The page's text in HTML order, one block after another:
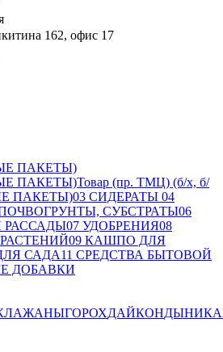
162, офис 17
ПАКЕТЫ)
ПАКЕТЫ)Товар (пр. ТМЦ) (б/х, б/
ПАКЕТЫ)03 СИДЕРАТЫ 04
СУБСТРАТЫ06
07 УДОБРЕНИЯ08
09 КАШПО ДЛЯ
САДА11 СРЕДСТВА БЫТОВОЙ
ДОБАВКИ
ГОРОХДАЙКОНДЫНИ